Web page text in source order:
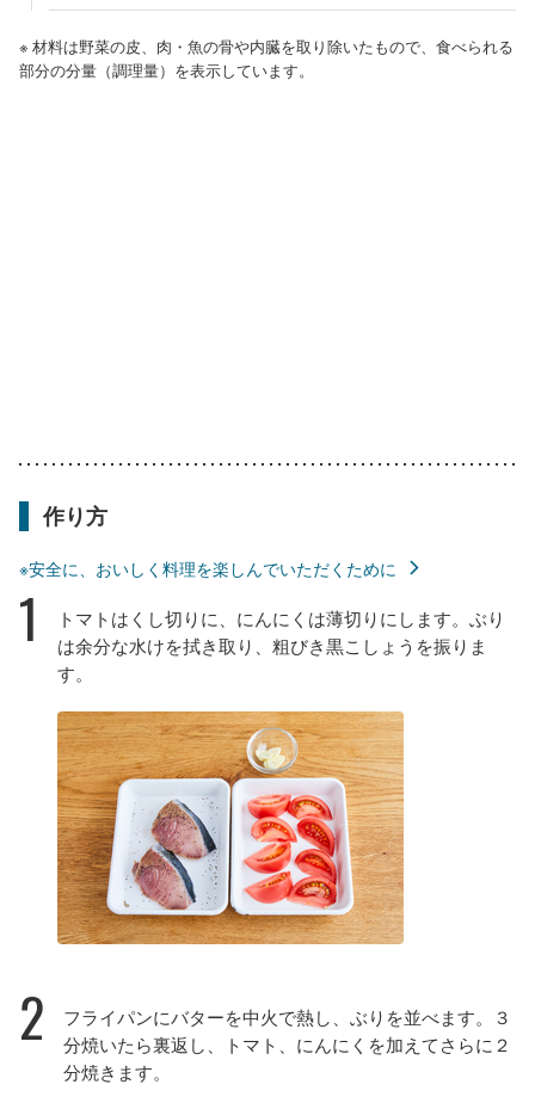
※ 材料は野菜の皮、肉・魚の骨や内臓を取り除いたもので、食べられる
部分の分量（調理量）を表示しています。
作り方
※安全に、おいしく料理を楽しんでいただくために
1
トマトはくし切りに、にんにくは薄切りにします。ぶり
は余分な水けを拭き取り、粗びき黒こしょうを振りま
す。
2
フライパンにバターを中火で熱し、ぶりを並べます。３
分焼いたら裏返し、トマト、にんにくを加えてさらに２
分焼きます。